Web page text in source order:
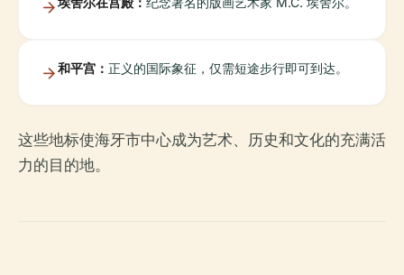
和平宫： 正义的国际象征，仅需短途步行即可到达。
这些地标使海牙市中心成为艺术、历史和文化的充满活
力的目的地。